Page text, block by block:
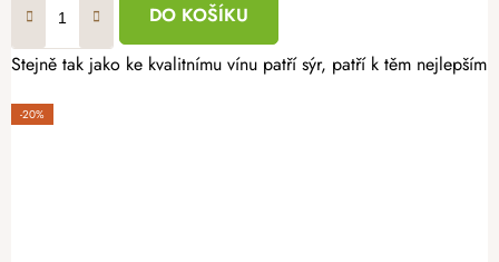
DO KOŠÍKU
Stejně tak jako ke kvalitnímu vínu patří sýr, patří k těm
-20%